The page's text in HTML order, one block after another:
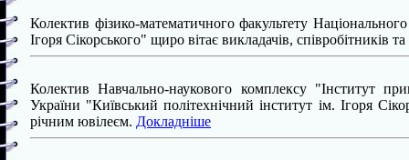
Колектив фізико-математичного факультету
Ігоря Сікорського" щиро вітає викладачів,
Колектив Навчально-наукового комплексу "Інститут
України "Київський політехнічний інститут ім. Ігоря
річним ювілеєм. Докладніше